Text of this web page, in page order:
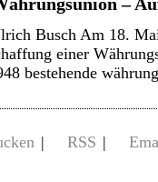
Busch Am 18.
einer
bestehende
| RSS |